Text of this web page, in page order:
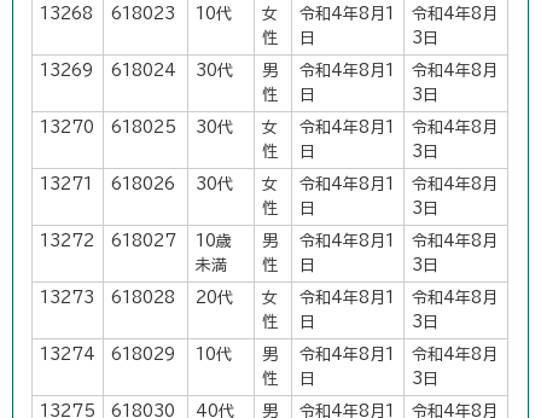
13268 618023 10代
女
性
令和4年8月1
日
令和4年8月
3日
13269 618024 30代
男
性
令和4年8月1
日
令和4年8月
3日
13270 618025 30代
女
性
令和4年8月1
日
令和4年8月
3日
13271 618026 30代
女
性
令和4年8月1
日
令和4年8月
3日
13272 618027
10歳
未満
男
性
令和4年8月1
日
令和4年8月
3日
13273 618028 20代
女
性
令和4年8月1
日
令和4年8月
3日
13274 618029 10代
男
性
令和4年8月1
日
令和4年8月
3日
13275 618030 40代
男
令和4年8月1
令和4年8月